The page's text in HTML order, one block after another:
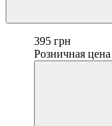
395 грн
Розничная цена